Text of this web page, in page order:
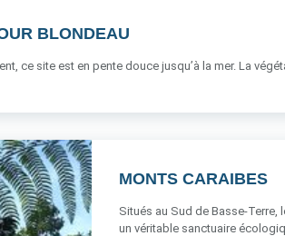
BLONDEAU
ce site est en pente douce jusqu’à la mer. La
MONTS CARAIBES
Situés au Sud de Basse-
un véritable sanctuaire